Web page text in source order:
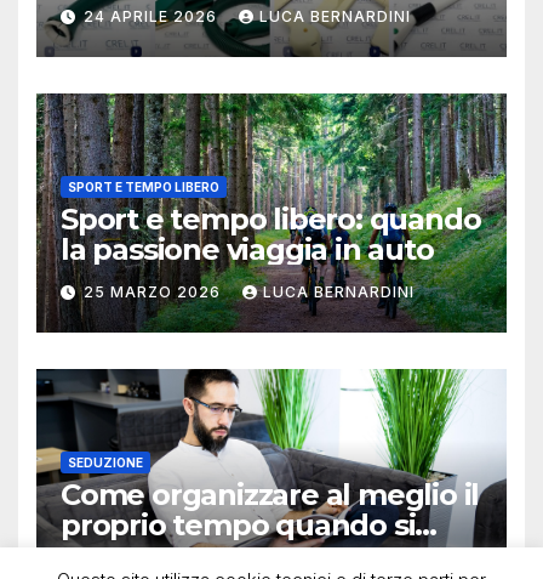
24 APRILE 2026 LUCA BERNARDINI
SPORT E TEMPO LIBERO
Sport e tempo libero: quando
la passione viaggia in auto
25 MARZO 2026 LUCA BERNARDINI
SEDUZIONE
Come organizzare al meglio il
proprio tempo quando si
lavora in autonomia